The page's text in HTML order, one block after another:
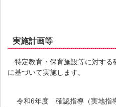
実施計画等
特定教育・保育施設等に対する
に基づいて実施します。
令和6年度 確認指導（実地指